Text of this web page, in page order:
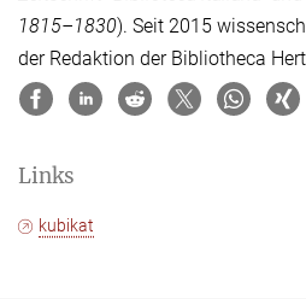
1815–1830). Seit 2015
der Redaktion der Bibliotheca
Links
kubikat